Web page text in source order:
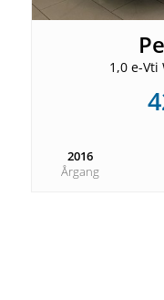
1,0 e-Vti
2016
Årgang